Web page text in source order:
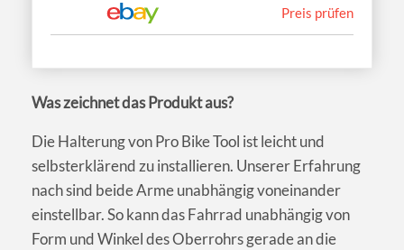
Preis prüfen
Was zeichnet das Produkt aus?
Die Halterung von Pro Bike Tool ist leicht und
selbsterklärend zu installieren. Unserer Erfahrung
nach sind beide Arme unabhängig voneinander
einstellbar. So kann das Fahrrad unabhängig von
Form und Winkel des Oberrohrs gerade an die